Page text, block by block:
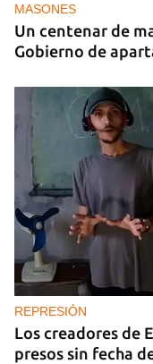
MASONES
Un centenar de
Gobierno de
REPRESIÓN
Los creadores de
presos sin fecha